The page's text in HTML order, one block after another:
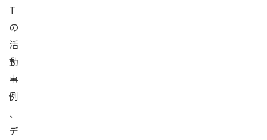
T
の
活
動
事
例
、
デ